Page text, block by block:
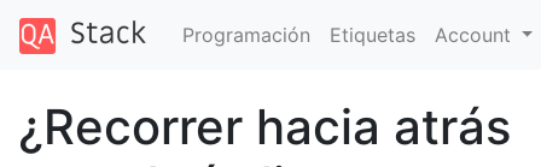
Programación Etiquetas Account
¿Recorrer hacia atrás